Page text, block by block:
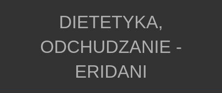
DIETETYKA,
ODCHUDZANIE -
ERIDANI